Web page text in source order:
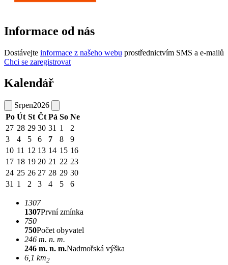
Informace od nás
Dostávejte informace z našeho webu prostřednictvím SMS a e-mailů
Chci se zaregistrovat
Kalendář
Srpen2026
Po Út St Čt Pá So Ne
27 28 29 30 31 1
2
3
4 5 6 7 8
9
10 11 12 13 14 15 16
17 18 19 20 21 22 23
24 25 26 27 28 29 30
31 1 2 3 4 5 6
1307
1307První zmínka
750
750Počet obyvatel
246 m. n. m.
246 m. n. m.Nadmořská výška
6,1 km2